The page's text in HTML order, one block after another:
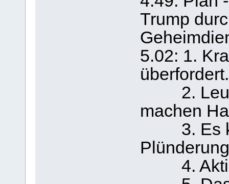
Trump
5.02: 1.
überfordert.
2. Leute
machen
3. Es
4.